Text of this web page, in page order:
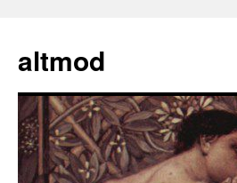
springen
altmod